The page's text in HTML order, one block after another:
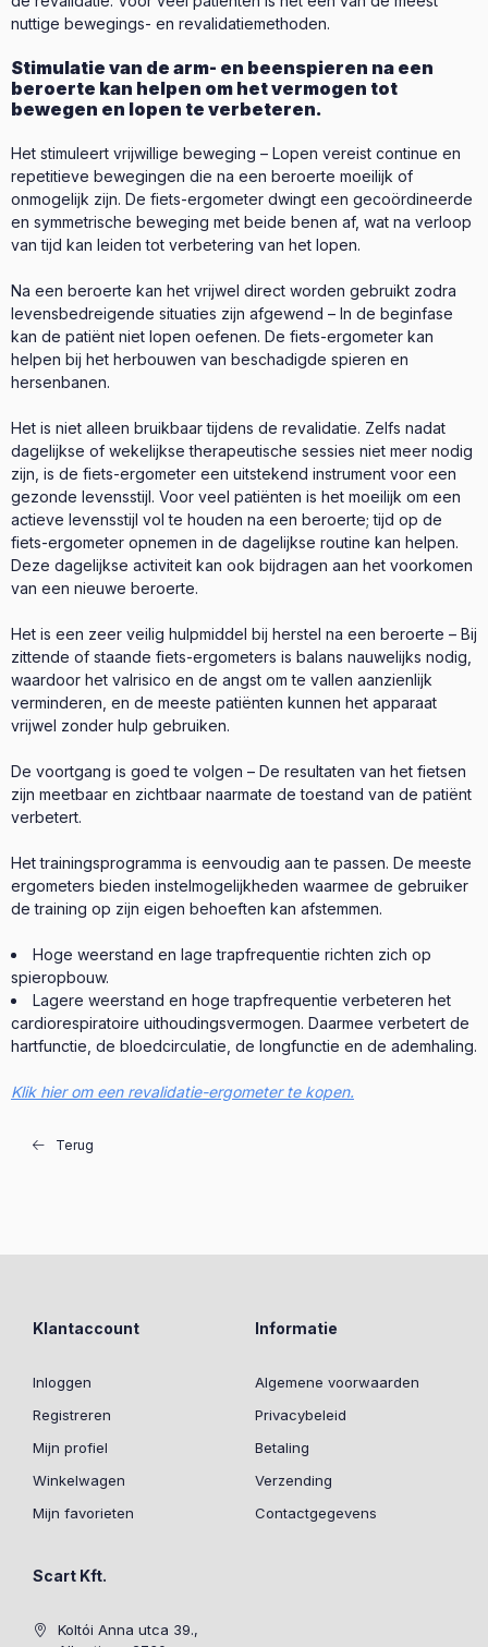
nuttige bewegings- en revalidatiemethoden.
Stimulatie van de arm- en beenspieren na een
beroerte kan helpen om het vermogen tot
bewegen en lopen te verbeteren.
Het stimuleert vrijwillige beweging – Lopen vereist continue en
repetitieve bewegingen die na een beroerte moeilijk of
onmogelijk zijn. De fiets-ergometer dwingt een gecoördineerde
en symmetrische beweging met beide benen af, wat na verloop
van tijd kan leiden tot verbetering van het lopen.
Na een beroerte kan het vrijwel direct worden gebruikt zodra
levensbedreigende situaties zijn afgewend – In de beginfase
kan de patiënt niet lopen oefenen. De fiets-ergometer kan
helpen bij het herbouwen van beschadigde spieren en
hersenbanen.
Het is niet alleen bruikbaar tijdens de revalidatie. Zelfs nadat
dagelijkse of wekelijkse therapeutische sessies niet meer nodig
zijn, is de fiets-ergometer een uitstekend instrument voor een
gezonde levensstijl. Voor veel patiënten is het moeilijk om een
actieve levensstijl vol te houden na een beroerte; tijd op de
fiets-ergometer opnemen in de dagelijkse routine kan helpen.
Deze dagelijkse activiteit kan ook bijdragen aan het voorkomen
van een nieuwe beroerte.
Het is een zeer veilig hulpmiddel bij herstel na een beroerte – Bij
zittende of staande fiets-ergometers is balans nauwelijks nodig,
waardoor het valrisico en de angst om te vallen aanzienlijk
verminderen, en de meeste patiënten kunnen het apparaat
vrijwel zonder hulp gebruiken.
De voortgang is goed te volgen – De resultaten van het fietsen
zijn meetbaar en zichtbaar naarmate de toestand van de patiënt
verbetert.
Het trainingsprogramma is eenvoudig aan te passen. De meeste
ergometers bieden instelmogelijkheden waarmee de gebruiker
de training op zijn eigen behoeften kan afstemmen.
Hoge weerstand en lage trapfrequentie richten zich op
spieropbouw.
Lagere weerstand en hoge trapfrequentie verbeteren het
cardiorespiratoire uithoudingsvermogen. Daarmee verbetert de
hartfunctie, de bloedcirculatie, de longfunctie en de ademhaling.
Klik hier om een revalidatie-ergometer te kopen.
Terug
Klantaccount
Inloggen
Registreren
Mijn profiel
Winkelwagen
Mijn favorieten
Informatie
Algemene voorwaarden
Privacybeleid
Betaling
Verzending
Contactgegevens
Scart Kft.
Koltói Anna utca 39.,